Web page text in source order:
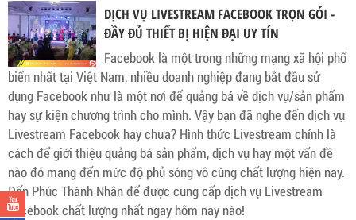
DỊCH VỤ LIVESTREAM FACEBOOK TRỌN GÓI -
ĐẦY ĐỦ THIẾT BỊ HIỆN ĐẠI UY TÍN
Facebook là một trong những mạng xã hội phổ
biến nhất tại Việt Nam, nhiều doanh nghiệp đang bắt đầu sử
dụng Facebook như là một nơi để quảng bá về dịch vụ/sản phẩm
hay sự kiện chương trình cho mình. Vậy bạn đã nghe đến dịch vụ
Livestream Facebook hay chưa? Hình thức Livestream chính là
cách để giới thiệu quảng bá sản phẩm, dịch vụ hay một vấn đề
nào đó mang đến mức độ phủ sóng vô cùng chất lượng hiện nay.
Đến Phúc Thành Nhân để được cung cấp dịch vụ Livestream
Facebook chất lượng nhất ngay hôm nay nào!